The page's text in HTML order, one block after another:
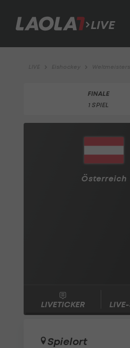
LIVE
LIVE Eishockey
FINALE
1 SPIEL
Österreich
LIVETICKER LIVE-
Spielort